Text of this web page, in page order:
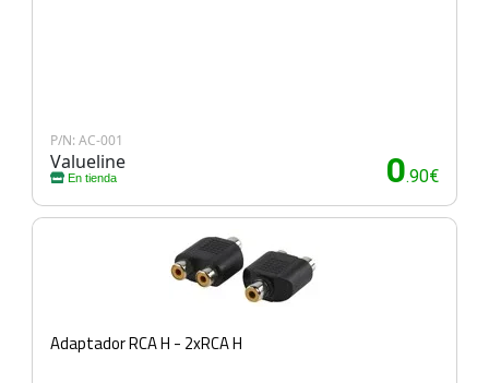
P/N: AC-001
Valueline
En tienda 0.90€
Adaptador RCA H - 2xRCA H